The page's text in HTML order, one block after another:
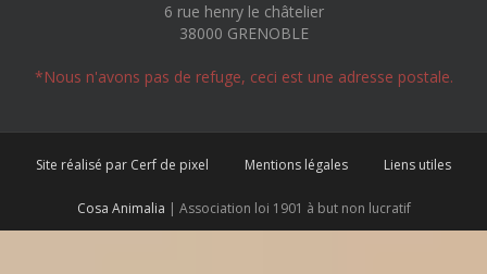
6 rue henry le châtelier
38000 GRENOBLE
*Nous n'avons pas de refuge, ceci est une adresse postale.
Site réalisé par Cerf de pixel Mentions légales Liens utiles
Cosa Animalia | Association loi 1901 à but non lucratif